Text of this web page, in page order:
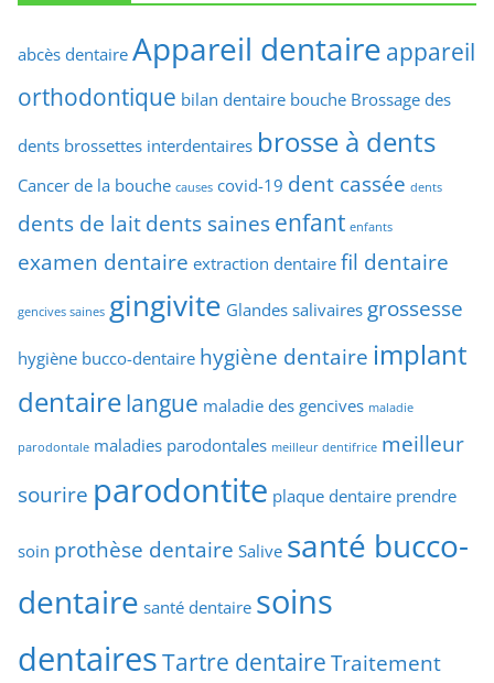
abcès dentaire Appareil dentaire appareil
orthodontique bilan dentaire bouche Brossage des
dents brossettes interdentaires brosse à dents
Cancer de la bouche causes covid-19 dent cassée dents
dents de lait dents saines enfant enfants
examen dentaire extraction dentaire fil dentaire
gencives saines gingivite Glandes salivaires grossesse
hygiène bucco-dentaire hygiène dentaire implant
dentairelangue maladie des gencives maladie
parodontale maladies parodontales meilleur dentifrice meilleur
sourire parodontite plaque dentaire prendre
soin prothèse dentaire Salive santé bucco-
dentaire santé dentaire soins
dentairesTartre dentaire Traitement